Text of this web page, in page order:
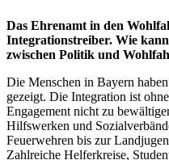
Das Ehrenamt in den
Integrationstreiber. Wie
zwischen Politik und
Die Menschen in Bayern
gezeigt. Die Integration ist
Engagement nicht zu
Hilfswerken und
Feuerwehren bis zur
Zahlreiche Helferkreise,